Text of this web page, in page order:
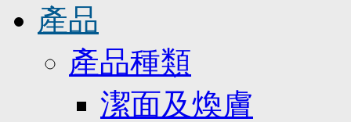
產品
產品種類
潔面及煥膚